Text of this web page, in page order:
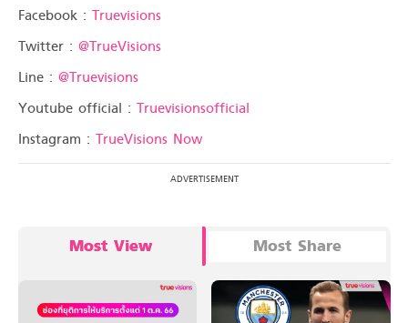
Facebook : Truevisions
Twitter : @TrueVisions
Line : @Truevisions
Youtube official : Truevisionsofficial
Instagram : TrueVisions Now
Most View Most Share